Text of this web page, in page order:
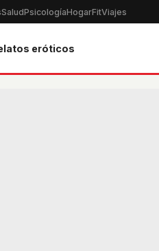
SaludPsicologíaHogarFitViajes
eróticos